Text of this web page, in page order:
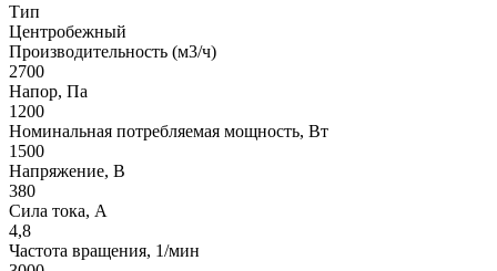
Тип
Центробежный
Производительность (м3/ч)
2700
Напор, Па
1200
Номинальная потребляемая мощность, Вт
1500
Напряжение, В
380
Сила тока, А
4,8
Частота вращения, 1/мин